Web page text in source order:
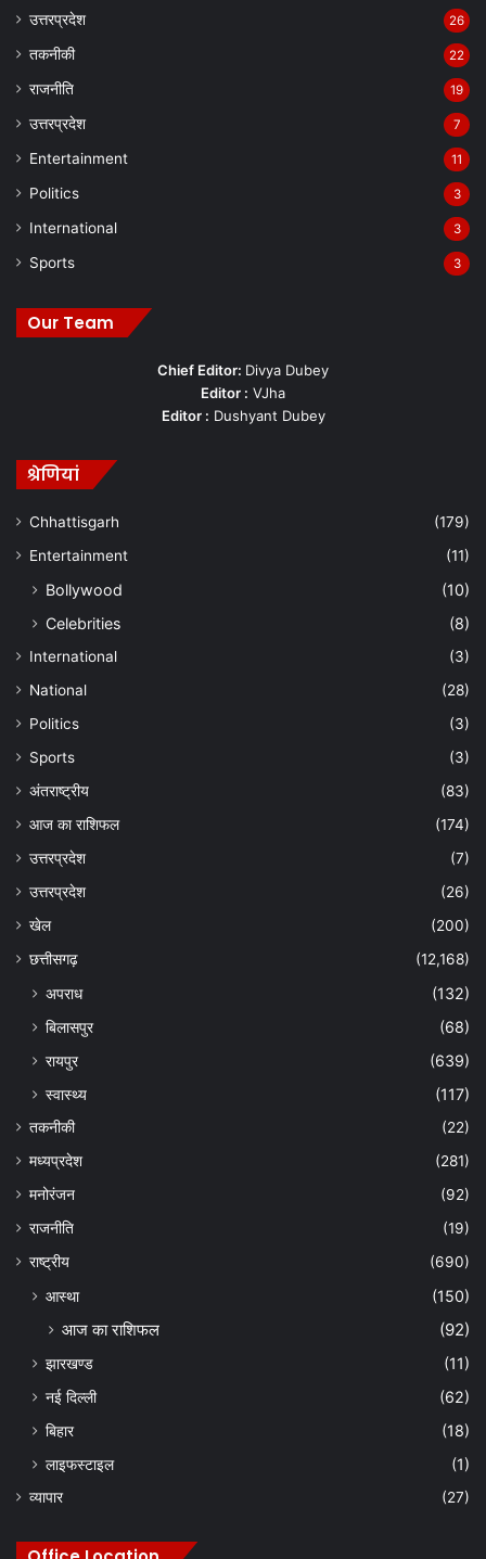
उत्तरप्रदेश 26
तकनीकी 22
राजनीति 19
उत्तरप्रदेश 7
Entertainment 11
Politics 3
International 3
Sports 3
Our Team
Chief Editor: Divya Dubey
Editor : VJha
Editor : Dushyant Dubey
श्रेणियां
Chhattisgarh
(179)
Entertainment
(11)
Bollywood
(10)
Celebrities
(8)
International
(3)
National
(28)
Politics
(3)
Sports
(3)
अंतराष्ट्रीय
(83)
आज का राशिफल
(174)
उत्तरप्रदेश
(7)
उत्तरप्रदेश
(26)
खेल
(200)
छत्तीसगढ़
(12,168)
अपराध
(132)
बिलासपुर
(68)
रायपुर
(639)
स्वास्थ्य
(117)
तकनीकी
(22)
मध्यप्रदेश
(281)
मनोरंजन
(92)
राजनीति
(19)
राष्ट्रीय
(690)
आस्था (150)
आज का राशिफल (92)
झारखण्ड
(11)
नई दिल्ली
(62)
बिहार
(18)
लाइफस्टाइल
(1)
व्यापार (27)